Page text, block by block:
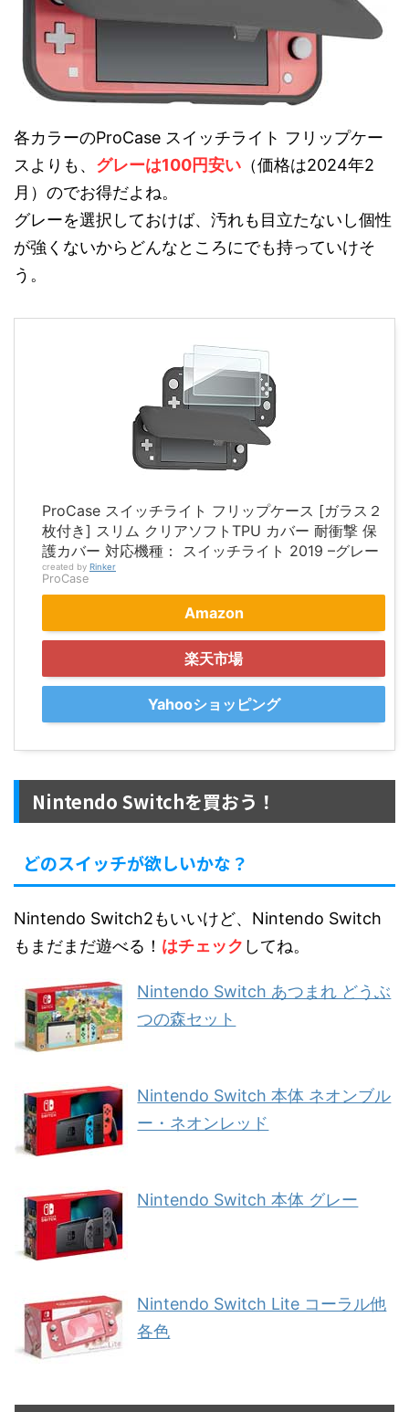
各カラーのProCase スイッチライト フリップケー
スよりも、 グレーは100円安い （価格は2024年2
月）のでお得だよね。
グレーを選択しておけば、汚れも目立たないし個性
が強くないからどんなところにでも持っていけそ
う。
ProCase スイッチライト フリップケース [ガラス２
枚付き] スリム クリアソフトTPU カバー 耐衝撃 保
護カバー 対応機種： スイッチライト 2019 –グレー
created by Rinker
ProCase
Amazon
楽天市場
Yahooショッピング
Nintendo Switchを買おう！
どのスイッチが欲しいかな？
Nintendo Switch2もいいけど、Nintendo Switch
もまだまだ遊べる！ はチェック してね。
Nintendo Switch あつまれ どうぶ
つの森セット
Nintendo Switch 本体 ネオンブル
ー・ネオンレッド
Nintendo Switch 本体 グレー
Nintendo Switch Lite コーラル他
各色